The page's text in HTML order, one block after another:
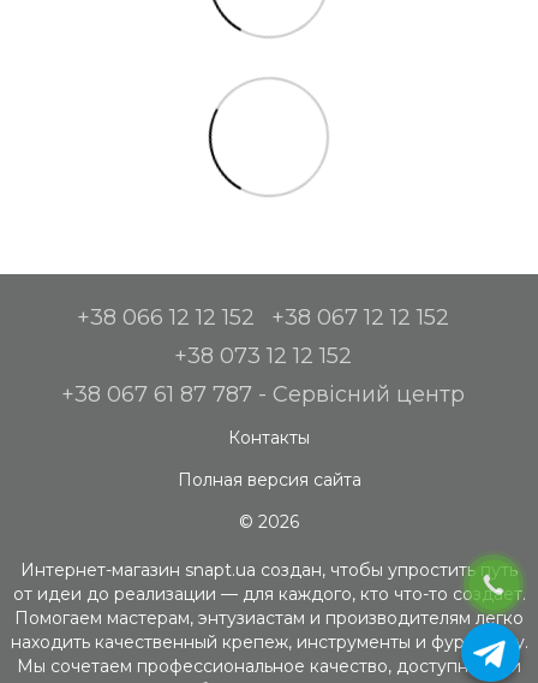
+38 066 12 12 152
+38 067 12 12 152
+38 073 12 12 152
+38 067 61 87 787 - Сервісний центр
Контакты
Полная версия сайта
© 2026
Интернет-магазин snapt.ua создан, чтобы упростить путь
от идеи до реализации — для каждого, кто что-то создает.
Помогаем мастерам, энтузиастам и производителям легко
находить качественный крепеж, инструменты и фурнитуру.
Мы сочетаем профессиональное качество, доступность и